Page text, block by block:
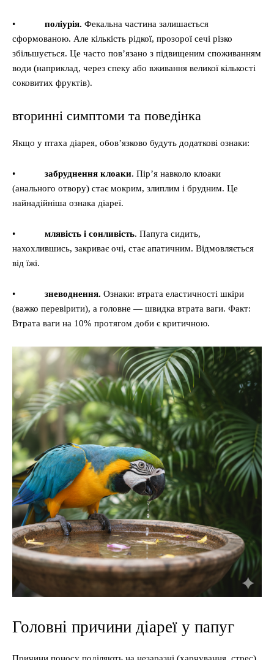
• поліурія. Фекальна частина залишається
сформованою. Але кількість рідкої, прозорої сечі різко
збільшується. Це часто пов’язано з підвищеним споживанням
води (наприклад, через спеку або вживання великої кількості
соковитих фруктів).
вторинні симптоми та поведінка
Якщо у птаха діарея, обов’язково будуть додаткові ознаки:
• забруднення клоаки. Пір’я навколо клоаки
(анального отвору) стає мокрим, злиплим і брудним. Це
найнадійніша ознака діареї.
• млявість і сонливість. Папуга сидить,
нахохлившись, закриває очі, стає апатичним. Відмовляється
від їжі.
• зневоднення. Ознаки: втрата еластичності шкіри
(важко перевірити), а головне — швидка втрата ваги. Факт:
Втрата ваги на 10% протягом доби є критичною.
Головні причини діареї у папуг